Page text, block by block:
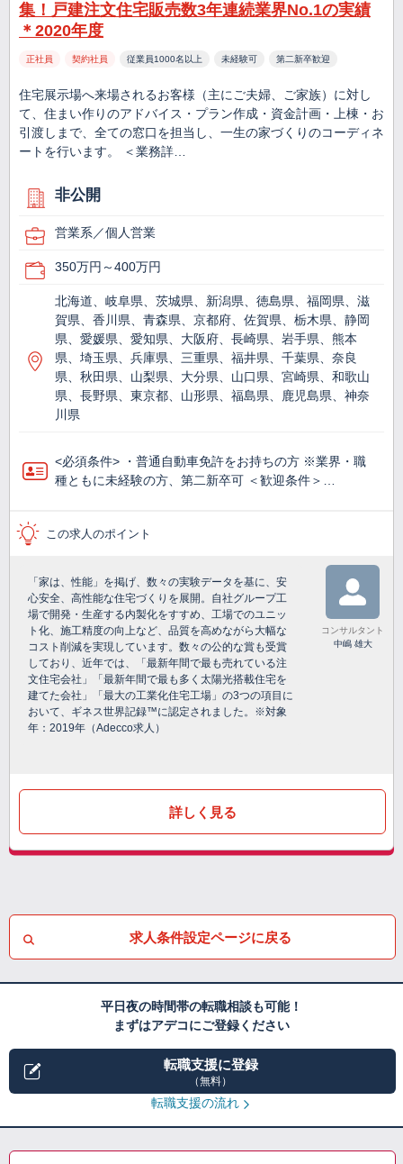
集！戸建注文住宅販売数3年連続業界No.1の実績
＊2020年度
正社員 契約社員 従業員1000名以上 未経験可 第二新卒歓迎
住宅展示場へ来場されるお客様（主にご夫婦、ご家族）に対し
て、住まい作りのアドバイス・プラン作成・資金計画・上棟・お
引渡しまで、全ての窓口を担当し、一生の家づくりのコーディネ
ートを行います。 ＜業務詳…
非公開
営業系／個人営業
350万円～400万円
北海道、岐阜県、茨城県、新潟県、徳島県、福岡県、滋
賀県、香川県、青森県、京都府、佐賀県、栃木県、静岡
県、愛媛県、愛知県、大阪府、長崎県、岩手県、熊本
県、埼玉県、兵庫県、三重県、福井県、千葉県、奈良
県、秋田県、山梨県、大分県、山口県、宮崎県、和歌山
県、長野県、東京都、山形県、福島県、鹿児島県、神奈
川県
<必須条件> ・普通自動車免許をお持ちの方 ※業界・職
種ともに未経験の方、第二新卒可 ＜歓迎条件＞…
この求人のポイント
「家は、性能」を掲げ、数々の実験データを基に、安
心安全、高性能な住宅づくりを展開。自社グループ工
場で開発・生産する内製化をすすめ、工場でのユニッ
ト化、施工精度の向上など、品質を高めながら大幅な
コスト削減を実現しています。数々の公的な賞も受賞
しており、近年では、「最新年間で最も売れている注
文住宅会社」「最新年間で最も多く太陽光搭載住宅を
建てた会社」「最大の工業化住宅工場」の3つの項目に
おいて、ギネス世界記録™に認定されました。※対象
年：2019年（Adecco求人）
コンサルタント
中嶋 雄大
詳しく見る
求人条件設定ページに戻る
平日夜の時間帯の転職相談も可能！
まずはアデコにご登録ください
転職支援に登録
（無料）
転職支援の流れ